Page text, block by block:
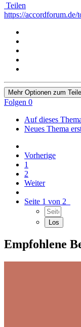
Teilen
https://
Mehr Optionen zum
Folgen 0
Auf dieses
Neues Thema
Vorherige
1
2
Weiter
Seite 1 von 2
Empfohlene